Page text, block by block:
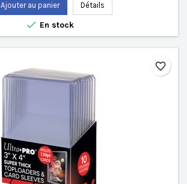
Ajouter au panier Détails
 En stock
favorite_border